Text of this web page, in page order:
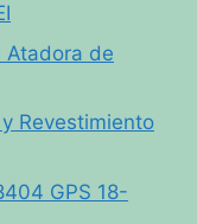
Atadora de
Revestimiento
GPS 18-